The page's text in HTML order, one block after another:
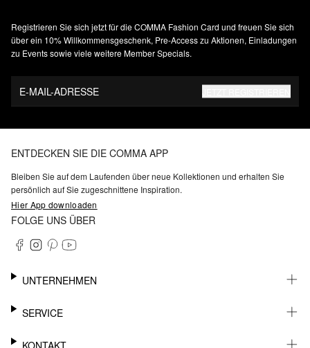
Registrieren Sie sich jetzt für die COMMA Fashion Card und freuen Sie sich
über ein 10% Willkommensgeschenk, Pre-Access zu Aktionen, Einladungen
zu Events sowie viele weitere Member Specials.
E-MAIL-ADRESSE
ENTDECKEN SIE DIE COMMA APP
Bleiben Sie auf dem Laufenden über neue Kollektionen und erhalten Sie
persönlich auf Sie zugeschnittene Inspiration.
Hier App downloaden
FOLGE UNS ÜBER
UNTERNEHMEN
KARRIERE
BARRIEREFREIHEIT
SERVICE
WHATSAPP
KONTAKT